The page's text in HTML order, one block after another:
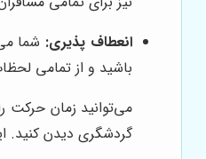
انعطاف پذیری: شما
باشید و از تمامی
می‌توانید زمان حرکت
گردشگری دیدن کنید.